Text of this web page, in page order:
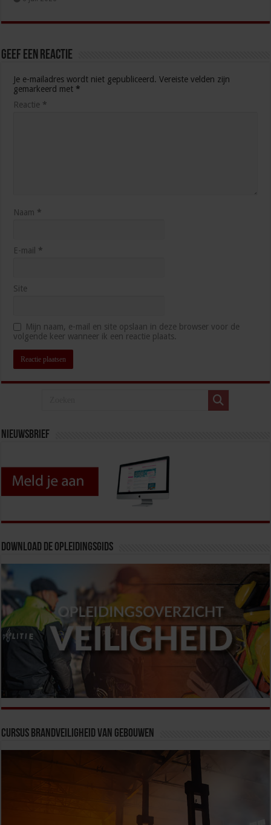
Geef een reactie
Je e-mailadres wordt niet gepubliceerd. Vereiste velden zijn
gemarkeerd met *
Reactie *
Naam *
E-mail *
Site
Mijn naam, e-mail en site opslaan in deze browser voor de
volgende keer wanneer ik een reactie plaats.
Nieuwsbrief
Download de opleidingsgids
Cursus Brandveiligheid van Gebouwen